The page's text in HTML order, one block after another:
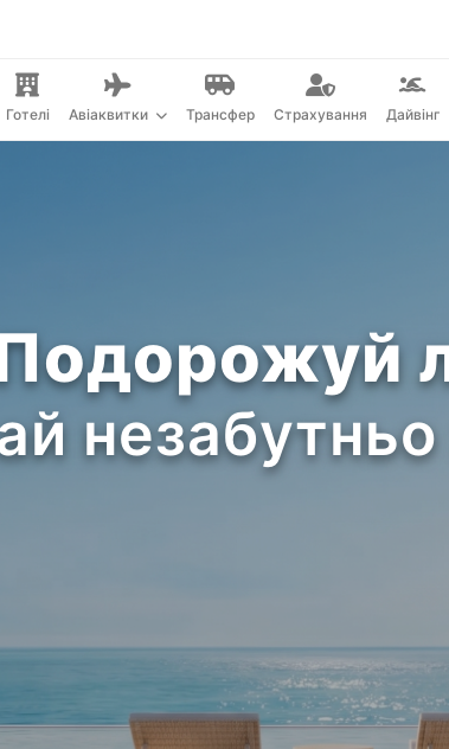
Готелі Авіаквитки Трансфер Страхування Дайвінг